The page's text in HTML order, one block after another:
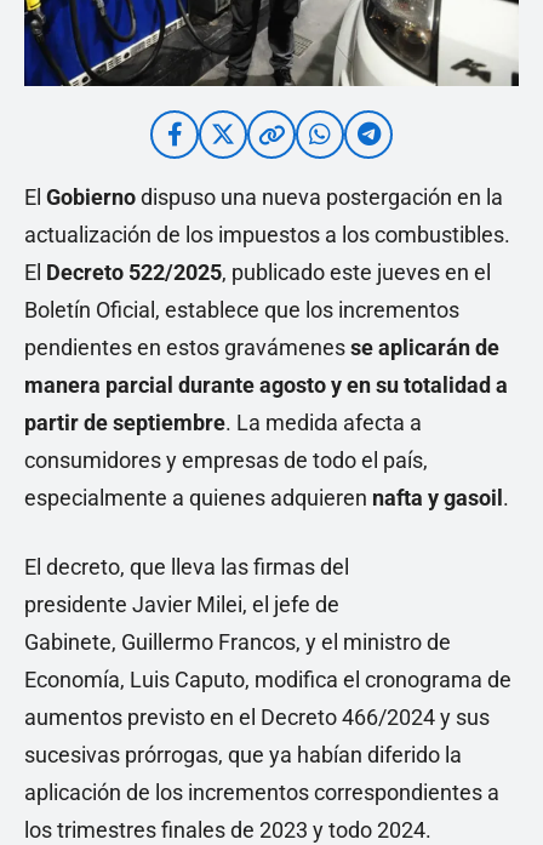
El Gobiernodispuso una nueva postergación en la
actualización de los impuestos a los combustibles.
El Decreto 522/2025, publicado este jueves en el
Boletín Oficial, establece que los incrementos
pendientes en estos gravámenesse aplicarán de
manera parcial durante agosto y en su totalidad a
partir de septiembre. La medida afecta a
consumidores y empresas de todo el país,
especialmente a quienes adquieren nafta y gasoil.
El decreto, que lleva las firmas del
presidente Javier Milei, el jefe de
Gabinete, Guillermo Francos, y el ministro de
Economía, Luis Caputo, modifica el cronograma de
aumentos previsto en el Decreto 466/2024 y sus
sucesivas prórrogas, que ya habían diferido la
aplicación de los incrementos correspondientes a
los trimestres finales de 2023 y todo 2024.